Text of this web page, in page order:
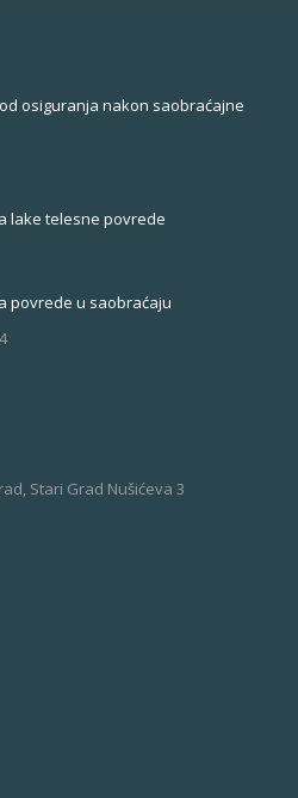
osiguranja nakon saobraćajne
lake telesne povrede
povrede u saobraćaju
Stari Grad Nušićeva 3